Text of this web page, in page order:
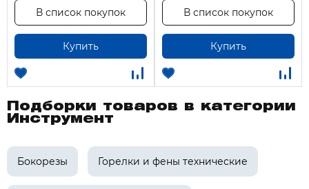
Купить
В список покупок
Купить
В список покупок
Подборки товаров в категории
Инструмент
Бокорезы Горелки и фены технические